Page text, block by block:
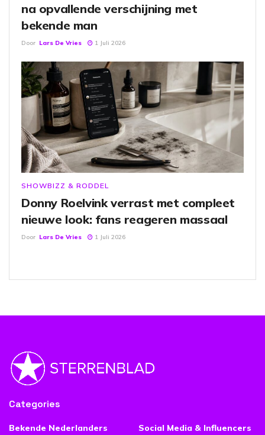
na opvallende verschijning met
bekende man
Door Lars De Vries 1 Juli 2026
SHOWBIZZ & RODDEL
Donny Roelvink verrast met compleet
nieuwe look: fans reageren massaal
Door Lars De Vries 1 Juli 2026
Categories
Bekende Nederlanders
Social Media & Influencers